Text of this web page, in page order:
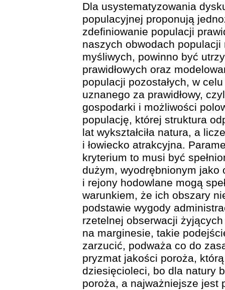
Dla usystematyzowania
populacyjnej proponują
zdefiniowanie populacji
naszych obwodach populacji
myśliwych, powinno być
prawidłowych oraz
populacji pozostałych, w
uznanego za prawidłowy,
gospodarki i możliwości
populację, której struktura
lat wykształciła natura, a
i łowiecko atrakcyjna.
kryterium to musi być
dużym, wyodrębnionym jako
i rejony hodowlane mogą
warunkiem, że ich obszary
podstawie wygody
rzetelnej obserwacji
na marginesie, takie
zarzucić, podważa co do
pryzmat jakości poroża,
dziesięcioleci, bo dla natury
poroża, a najważniejsze jest